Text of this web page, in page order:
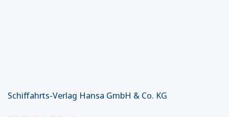
Schiffahrts-Verlag Hansa GmbH & Co. KG